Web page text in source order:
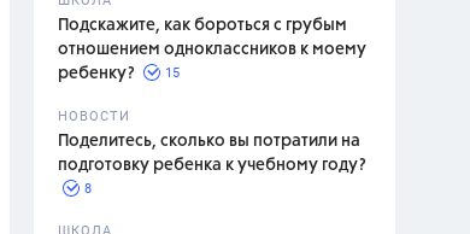
Подскажите, как бороться с грубым
отношением одноклассников к моему
ребенку?
15
НОВОСТИ
Поделитесь, сколько вы потратили на
подготовку ребенка к учебному году?
8